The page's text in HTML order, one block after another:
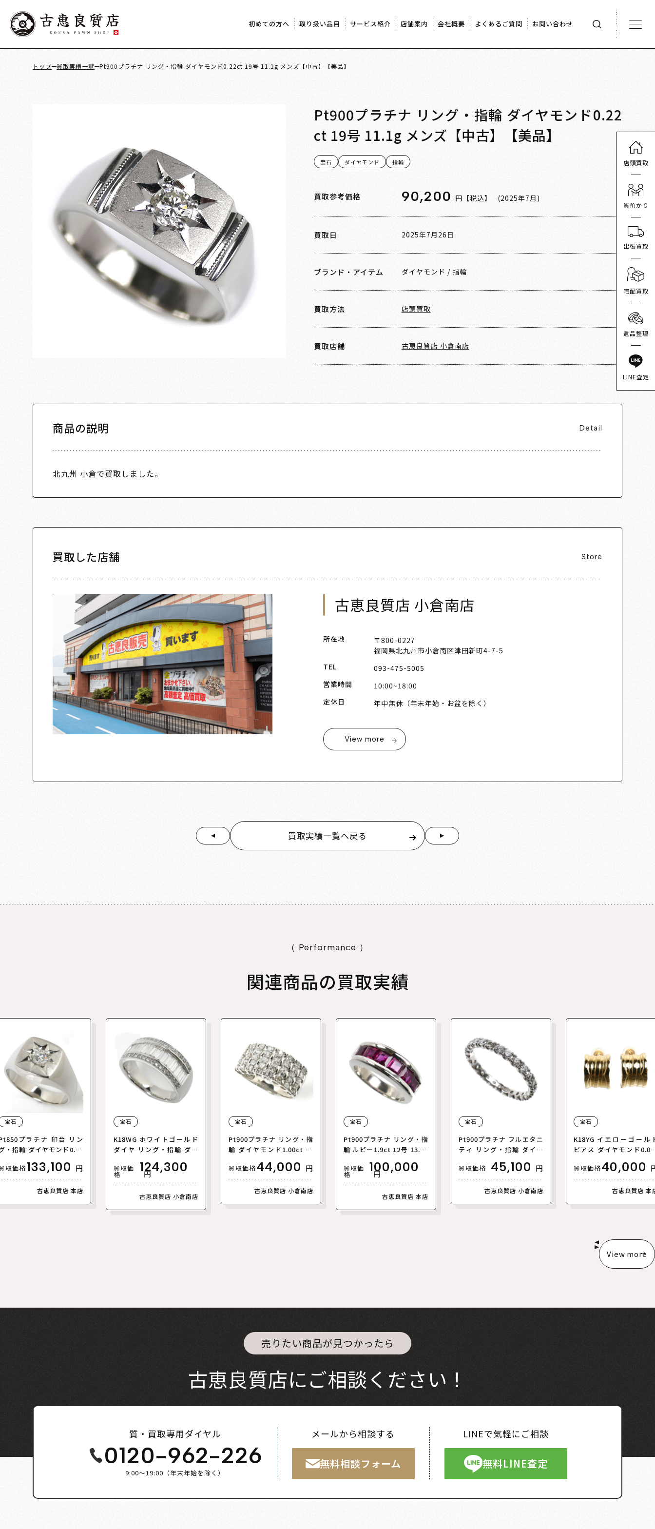
初めての方へ 取り扱い品目 サービス紹介 店舗案内 会社概要 よくあるご質問 お問い合わせ
トップ 買取実績一覧 Pt900プラチナ リング・指輪 ダイヤモンド0.22ct 19号 11.1g メンズ【中古】【美品】
Pt900プラチナ リング・指輪 ダイヤモンド0.22
ct 19号 11.1g メンズ【中古】【美品】
宝石 ダイヤモンド 指輪
買取参考価格 90,200 円【税込】 (2025年7月)
買取日 2025年7月26日
ブランド・アイテム ダイヤモンド / 指輪
買取方法 店頭買取
買取店舗 古恵良質店 小倉南店
商品の説明 Detail
北九州 小倉で買取しました。
買取した店舗 Store
古恵良質店 小倉南店
所在地
〒800-0227
福岡県北九州市小倉南区津田新町4-7-5
TEL
093-475-5005
営業時間
10:00~18:00
定休日
年中無休（年末年始・お盆を除く）
View more
買取実績一覧へ戻る
（ Performance ）
関連商品の買取実績
宝石
プラチナ 印台 リン
・指輪 ダイヤモンド0.41
】【美品】
取価格133,100 円
古恵良質店 本店
宝石
K18WG ホワイトゴールド
ダイヤ リング・指輪 ダイ
レディース【中古】【美
品】
買取価
格 124,300
円
古恵良質店 小倉南店
宝石
Pt900プラチナ リング・指
輪 ダイヤモンド1.00ct 12
古】【美品】
買取価格44,000 円
古恵良質店 小倉南店
宝石
Pt900プラチナ リング・指
輪 ルビー1.9ct 12号 13.5g
買取価
格 100,000
円
古恵良質店 本店
宝石
Pt900プラチナ フルエタニ
ティ リング・指輪 ダイヤ
ディース【中古】【美品】
買取価格 45,100 円
古恵良質店 小倉南店
宝石
K18YG イエローゴール
ピアス ダイヤモンド
【中古】【美品】
買取価格40,000
古恵良質店 本
View more
売りたい商品が見つかったら
古恵良質店にご相談ください！
質・買取専用ダイヤル
0120-962-226
9:00～19:00（年末年始を除く）
メールから相談する
無料相談フォーム
LINEで気軽にご相談
無料LINE査定
店頭買取
質預かり
出張買取
宅配買取
遺品整理
LINE査定